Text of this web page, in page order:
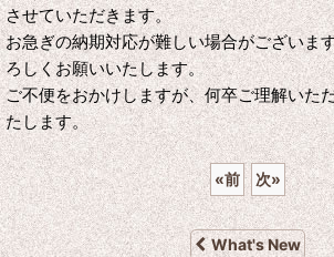
させていただきます。
お急ぎの納期対応が難しい場合がございま
ろしくお願いいたします。
ご不便をおかけしますが、何卒ご理解いた
たします。
«前 次»
What's New